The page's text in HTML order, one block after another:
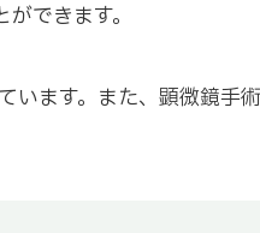
できます。
ます。また、顕微鏡手